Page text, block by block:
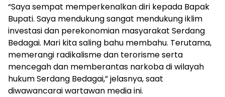
“Saya sempat memperkenalkan diri kepada Bapak
Bupati. Saya mendukung sangat mendukung iklim
investasi dan perekonomian masyarakat Serdang
Bedagai. Mari kita saling bahu membahu. Terutama,
memerangi radikalisme dan terorisme serta
mencegah dan memberantas narkoba di wilayah
hukum Serdang Bedagai,” jelasnya, saat
diwawancarai wartawan media ini.